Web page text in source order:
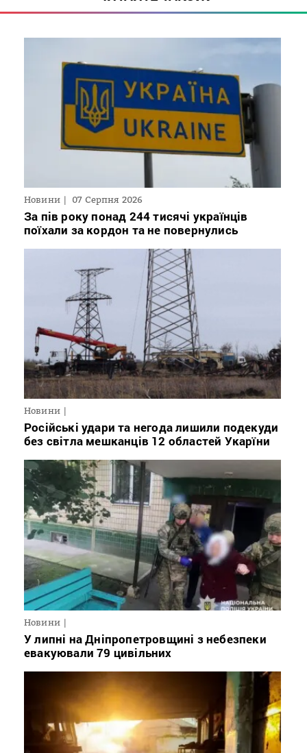
Новини 07 Серпня 2026
За пів року понад 244 тисячі українців
поїхали за кордон та не повернулись
Новини
Російські удари та негода лишили подекуди
без світла мешканців 12 областей Укарїни
Новини
У липні на Дніпропетровщині з небезпеки
евакуювали 79 цивільних